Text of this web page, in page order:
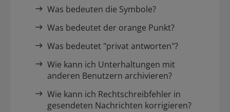
Was bedeuten die Symbole?
Was bedeutet der orange Punkt?
Was bedeutet "privat antworten"?
Wie kann ich Unterhaltungen mit
anderen Benutzern archivieren?
Wie kann ich Rechtschreibfehler in
gesendeten Nachrichten korrigieren?